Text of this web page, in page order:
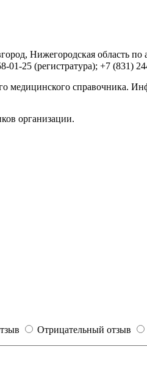
Нижегородская область
25 (регистратура); +7 (831)
медицинского справочника.
организации.
Отрицательный отзыв